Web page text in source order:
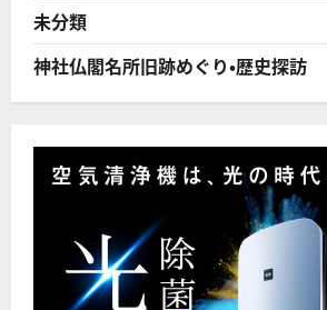
未分類
神社仏閣名所旧跡めぐり・歴史探訪